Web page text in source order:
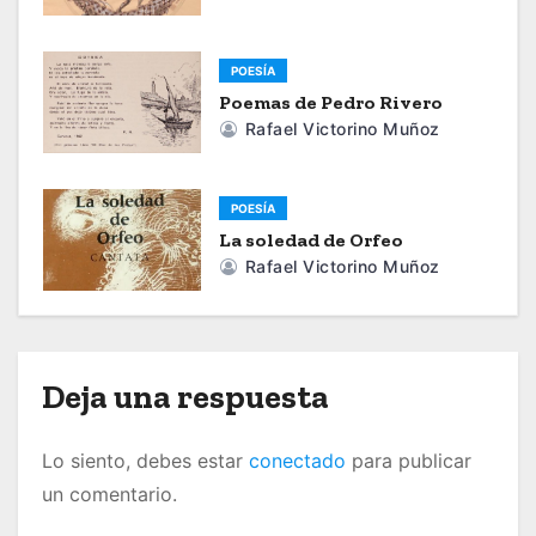
c
i
ó
n
d
e
e
t
r
a
POESÍA
Poemas de Pedro Rivero
Rafael Victorino Muñoz
POESÍA
La soledad de Orfeo
Rafael Victorino Muñoz
Deja una respuesta
Lo siento, debes estar conectado para publicar
un comentario.